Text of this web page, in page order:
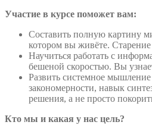
Участие в курсе поможет вам:
Составить полную картину
котором вы живёте.
Научиться работать с
бешеной скоростью. Вы
Развить системное
закономерности, навык
решения, а не просто
Кто мы и какая у нас цель?